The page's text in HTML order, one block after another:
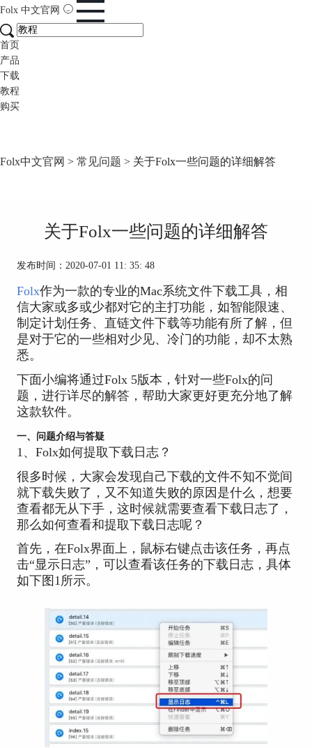
Folx 中文官网
首页
产品
下载
教程
购买
Folx中文官网 > 常见问题 > 关于Folx一些问题的详细解答
关于Folx一些问题的详细解答
发布时间：2020-07-01 11: 35: 48
Folx作为一款的专业的Mac系统文件下载工具，相
信大家或多或少都对它的主打功能，如智能限速、
制定计划任务、直链文件下载等功能有所了解，但
是对于它的一些相对少见、冷门的功能，却不太熟
悉。
下面小编将通过Folx 5版本，针对一些Folx的问
题，进行详尽的解答，帮助大家更好更充分地了解
这款软件。
一、问题介绍与答疑
1、Folx如何提取下载日志？
很多时候，大家会发现自己下载的文件不知不觉间
就下载失败了，又不知道失败的原因是什么，想要
查看都无从下手，这时候就需要查看下载日志了，
那么如何查看和提取下载日志呢？
首先，在Folx界面上，鼠标右键点击该任务，再点
击“显示日志”，可以查看该任务的下载日志，具体
如下图1所示。